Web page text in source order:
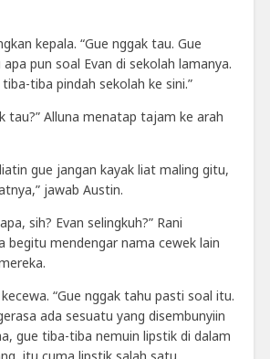
kepala. “Gue nggak tau. Gue
pun soal Evan di sekolah lamanya.
tiba pindah sekolah ke sini.”
tau?” Alluna menatap tajam ke arah
gue jangan kayak liat maling gitu,
jawab Austin.
sih? Evan selingkuh?” Rani
begitu mendengar nama cewek lain
“Gue nggak tahu pasti soal itu.
ada sesuatu yang disembunyiin
gue tiba-tiba nemuin lipstik di dalam